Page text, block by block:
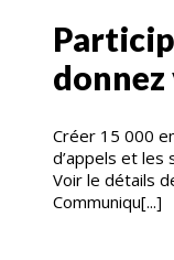
Créer 15 000
d’appels et les
Voir le détails
Communiqu[...]